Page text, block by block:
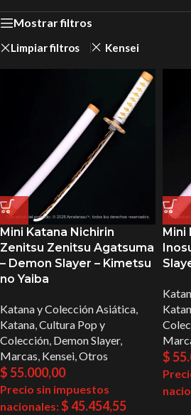
Mostrar filtros
Limpiar filtros Kensei
Mini Katana Nichirin
Zenitsu Zenitsu Agatsuma
– Demon Slayer – Kimetsu
no Yaiba
Katana y Colección Asiática,
Katana,Cultura Pop y
Colección, Demon Slayer,
Marcas, Kensei,Otros
$55.000,00
Precio sin impuestos
nacionales:$45.454,55
Mini
$